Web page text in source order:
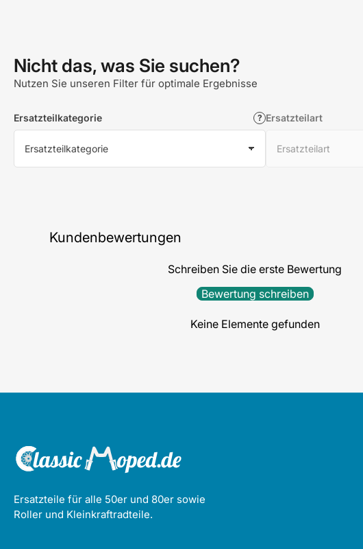
Nicht das, was Sie suchen?
Nutzen Sie unseren Filter für optimale Ergebnisse
Ersatzteilkategorie Ersatzteilart
Kundenbewertungen
Schreiben Sie die erste Bewertung
Bewertung schreiben
Keine Elemente gefunden
Ersatzteile für alle 50er und 80er sowie
Roller und Kleinkraftradteile.